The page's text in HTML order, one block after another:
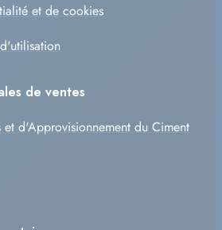
et de cookies
de ventes
et d'Approvisionnement du Ciment